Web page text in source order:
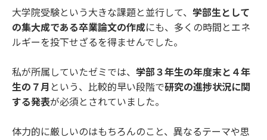
大学院受験という大きな課題と並行して、 学部生として
の集大成である卒業論文の作成にも、多くの時間とエネ
ルギーを投下せざるを得ませんでした。
私が所属していたゼミでは、 学部３年生の年度末と４年
生の７月 という、比較的早い段階で研究の進捗状況に関
する発表が必須とされていました。
体力的に厳しいのはもちろんのこと、異なるテーマや思